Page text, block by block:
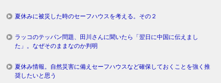
夏休みに被災した時のセーフハウスを考える。その２
ラッコのテッパン問題、田川さんに聞いたら「翌日に中国に伝えまし
た」。なぜそのままなのか判明
夏休み情報。自然災害に備えセーフハウスなど確保しておくことを強く推
奨したいと思う